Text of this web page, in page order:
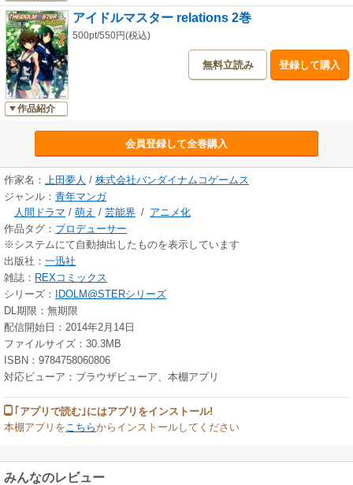
作品紹介
アイドルマスター relations 2巻
500pt/550円(税込)
無料立読み 登録して購入
会員登録して全巻購入
作家名： 上田夢人 / 株式会社バンダイナムコゲームス
ジャンル： 青年マンガ
人間ドラマ / 萌え / 芸能界 / アニメ化
作品タグ： プロデューサー
※システムにて自動抽出したものを表示しています
出版社： 一迅社
雑誌： REXコミックス
シリーズ： IDOLM@STERシリーズ
DL期限：無期限
配信開始日：2014年2月14日
ファイルサイズ：30.3MB
ISBN：9784758060806
対応ビューア：ブラウザビューア、本棚アプリ
｢アプリで読む｣にはアプリをインストール!
本棚アプリを こちらからインストールしてください
みんなのレビュー